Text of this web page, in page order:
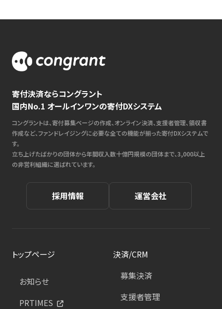
寄付決済ならコングラント
国内No.1 オールインワンの寄付DXシステム
コングラントは、寄付募集ページの作成、オンライン決済、支援者管理、領収書
作成など、ファンドレイジングに必要な全ての機能が揃った寄付DXシステムで
す。
立ち上げたばかりの団体から年間収入数十億円規模の団体まで、3,000以上
の非営利組織に選ばれています。
採用情報 運営会社
トップページ
お知らせ
PRTIMES
決済/CRM
募集決済
支援者管理